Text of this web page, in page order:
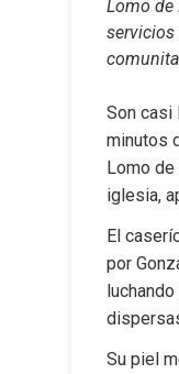
Lomo de
servicios
Son casi
minutos
Lomo de
iglesia,
El
por
Su piel